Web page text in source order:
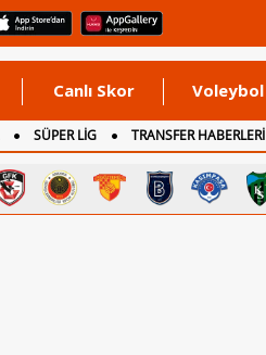
Canlı Skor Voleybol
SÜPER LİG TRANSFER HABERLERİ